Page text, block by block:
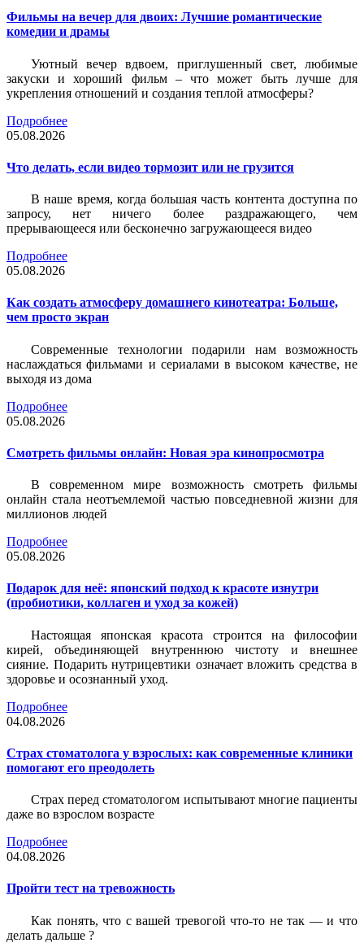
Фильмы на вечер для двоих: Лучшие романтические
комедии и драмы
Уютный вечер вдвоем, приглушенный свет, любимые
закуски и хороший фильм – что может быть лучше для
укрепления отношений и создания теплой атмосферы?
Подробнее
05.08.2026
Что делать, если видео тормозит или не грузится
В наше время, когда большая часть контента доступна по
запросу, нет ничего более раздражающего, чем
прерывающееся или бесконечно загружающееся видео
Подробнее
05.08.2026
Как создать атмосферу домашнего кинотеатра: Больше,
чем просто экран
Современные технологии подарили нам возможность
наслаждаться фильмами и сериалами в высоком качестве, не
выходя из дома
Подробнее
05.08.2026
Смотреть фильмы онлайн: Новая эра кинопросмотра
В современном мире возможность смотреть фильмы
онлайн стала неотъемлемой частью повседневной жизни для
миллионов людей
Подробнее
05.08.2026
Подарок для неё: японский подход к красоте изнутри
(пробиотики, коллаген и уход за кожей)
Настоящая японская красота строится на философии
кирей, объединяющей внутреннюю чистоту и внешнее
сияние. Подарить нутрицевтики означает вложить средства в
здоровье и осознанный уход.
Подробнее
04.08.2026
Страх стоматолога у взрослых: как современные клиники
помогают его преодолеть
Страх перед стоматологом испытывают многие пациенты
даже во взрослом возрасте
Подробнее
04.08.2026
Пройти тест на тревожность
Как понять, что с вашей тревогой что-то не так — и что
делать дальше ?